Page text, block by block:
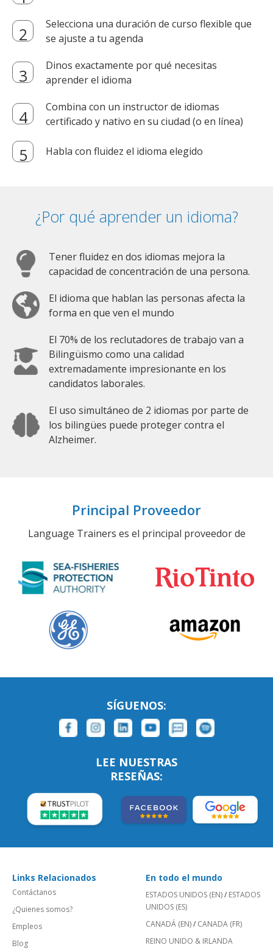
Selecciona una duración de curso flexible que
se ajuste a tu agenda
Dinos exactamente por qué necesitas
aprender el idioma
Combina con un instructor de idiomas
certificado y nativo en su ciudad (o en línea)
Habla con fluidez el idioma elegido
¿Por qué aprender un idioma?
Tener fluidez en dos idiomas mejora la
capacidad de concentración de una persona.
El idioma que hablan las personas afecta la
forma en que ven el mundo
El 70% de los reclutadores de trabajo van a
Bilingüismo como una calidad
extremadamente impresionante en los
candidatos laborales.
El uso simultáneo de 2 idiomas por parte de
los bilingües puede proteger contra el
Alzheimer.
Principal Proveedor
Language Trainers es el principal proveedor de
SÍGUENOS:
LEE NUESTRAS
RESEÑAS:
Links Relacionados
Contáctanos
¿Quienes somos?
Empleos
Blog
En todo el mundo
ESTADOS UNIDOS (EN)/ ESTADOS
UNIDOS (ES)
CANADÁ (EN)/ CANADA (FR)
REINO UNIDO & IRLANDA